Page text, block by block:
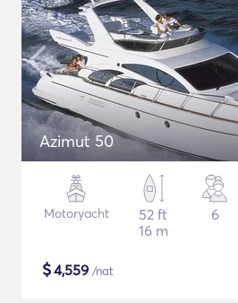
Azimut 50
Motoryacht
52 ft
16 m
6
$4,559 /nat